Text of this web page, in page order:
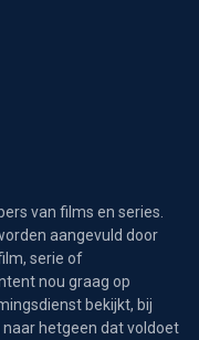
van films en series.
aangevuld door
serie of
nou graag op
bekijkt, bij
hetgeen dat voldoet